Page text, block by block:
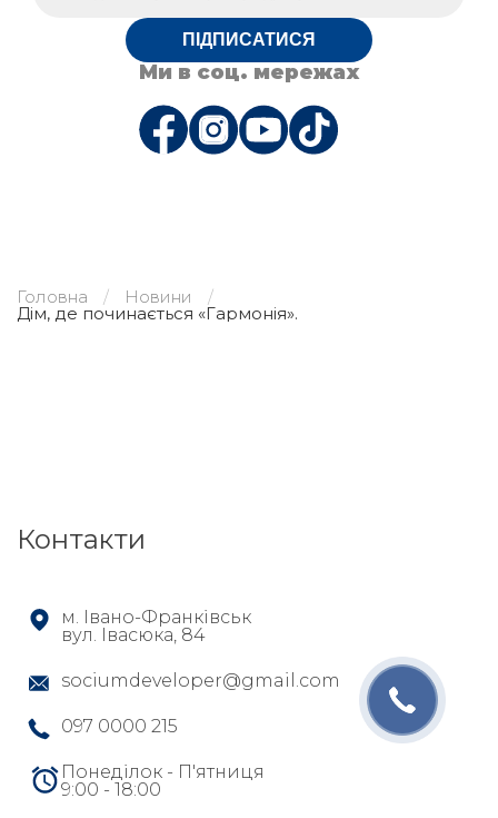
ПІДПИСАТИСЯ
Ми в соц. мережах
Головна Новини
Дім, де починається «Гармонія».
Контакти
м. Івано-Франківськ
вул. Івасюка, 84
sociumdeveloper@gmail.com
097 0000 215
Понеділок - П'ятниця
9:00 - 18:00